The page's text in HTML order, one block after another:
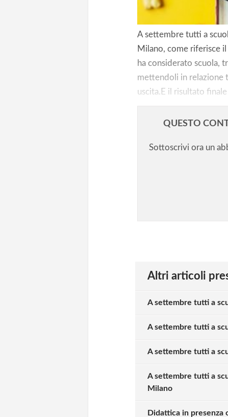
A settembre tutti a
Milano, come riferisce
ha considerato scuola,
mettendoli in relazione
uscita.E il risultato
QUESTO
Sottoscrivi ora un
Altri articoli
A settembre tutti a
A settembre tutti a
A settembre tutti a
A settembre tutti a
Milano
Didattica in presenza